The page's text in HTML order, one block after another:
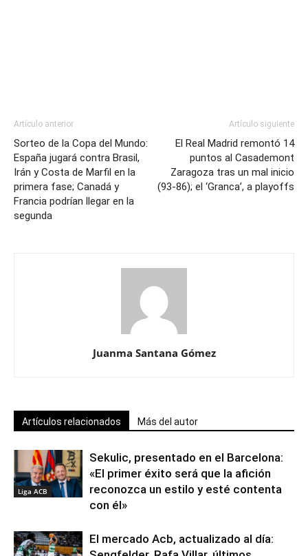
Artículo anterior
Sorteo de la Copa del Mundo:
España jugará contra Brasil,
Irán y Costa de Marfil en la
primera fase; Canadá y
Francia podrían llegar en la
segunda
Artículo siguiente
El Real Madrid remontó 14
puntos al Casademont
Zaragoza tras un mal inicio
(93-86); el ‘Granca’, a playoffs
Juanma Santana Gómez
Artículos relacionados Más del autor
Liga ACB
Sekulic, presentado en el Barcelona:
«El primer éxito será que la afición
reconozca un estilo y esté contenta
con él»
El mercado Acb, actualizado al día: